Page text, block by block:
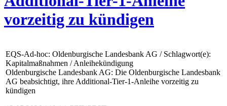
vorzeitig zu kündigen
EQS-Ad-hoc: Oldenburgische Landesbank AG / Schlagwort(e):
Kapitalmaßnahmen / Anleihekündigung
Oldenburgische Landesbank AG: Die Oldenburgische Landesbank
AG beabsichtigt, ihre Additional-Tier-1-Anleihe vorzeitig zu
kündigen